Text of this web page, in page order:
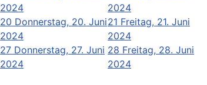
2024
2024
20 Donnerstag, 20. Juni
2024
21 Freitag, 21. Juni
2024
27 Donnerstag, 27. Juni
2024
28 Freitag, 28. Juni
2024